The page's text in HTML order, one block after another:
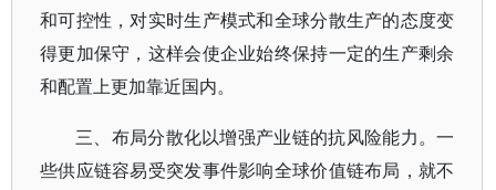
和可控性，对实时生产模式和全球分散生产的态度变
得更加保守，这样会使企业始终保持一定的生产剩余
和配置上更加靠近国内。
三、布局分散化以增强产业链的抗风险能力。一
些供应链容易受突发事件影响全球价值链布局，就不